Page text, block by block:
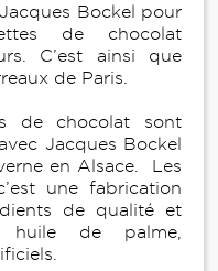
Bockel pour
de chocolat
C’est ainsi que
de Paris.
de chocolat sont
Jacques Bockel
en Alsace. Les
une fabrication
de qualité et
huile de palme,